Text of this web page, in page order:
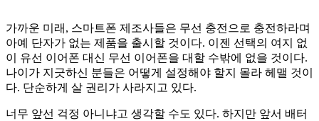
가까운 미래, 스마트폰 제조사들은 무선 충전으로 충전하라며
아예 단자가 없는 제품을 출시할 것이다. 이젠 선택의 여지 없
이 유선 이어폰 대신 무선 이어폰을 대할 수밖에 없을 것이다.
나이가 지긋하신 분들은 어떻게 설정해야 할지 몰라 헤맬 것이
다. 단순하게 살 권리가 사라지고 있다.
너무 앞선 걱정 아니냐고 생각할 수도 있다. 하지만 앞서 배터